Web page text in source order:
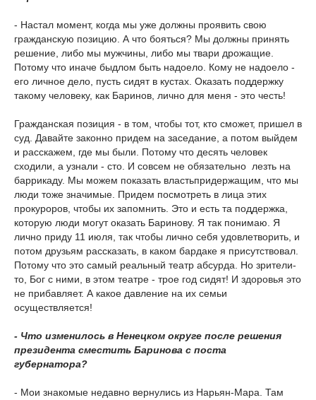
- Настал момент, когда мы уже должны проявить свою
гражданскую позицию. А что бояться? Мы должны принять
решение, либо мы мужчины, либо мы твари дрожащие.
Потому что иначе быдлом быть надоело. Кому не надоело -
его личное дело, пусть сидят в кустах. Оказать поддержку
такому человеку, как Баринов, лично для меня - это честь!
Гражданская позиция - в том, чтобы тот, кто сможет, пришел в
суд. Давайте законно придем на заседание, а потом выйдем
и расскажем, где мы были. Потому что десять человек
сходили, а узнали - сто. И совсем не обязательно лезть на
баррикаду. Мы можем показать властьпридержащим, что мы
люди тоже значимые. Придем посмотреть в лица этих
прокуроров, чтобы их запомнить. Это и есть та поддержка,
которую люди могут оказать Баринову. Я так понимаю. Я
лично приду 11 июля, так чтобы лично себя удовлетворить, и
потом друзьям рассказать, в каком бардаке я присутствовал.
Потому что это самый реальный театр абсурда. Но зрители-
то, Бог с ними, в этом театре - трое год сидят! И здоровья это
не прибавляет. А какое давление на их семьи
осуществляется!
- Что изменилось в Ненецком округе после решения
президента сместить Баринова с поста
губернатора?
- Мои знакомые недавно вернулись из Нарьян-Мара. Там